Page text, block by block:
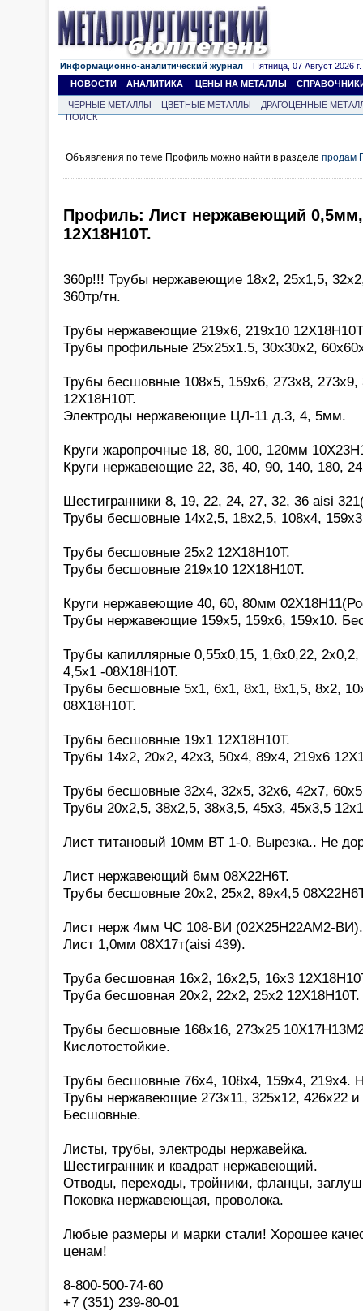
Информационно-аналитический журнал Пятница, 07 Август 2026 г.
НОВОСТИ
АНАЛИТИКА ЦЕНЫ НА МЕТАЛЛЫ
ЧЕРНЫЕ МЕТАЛЛЫ ЦВЕТНЫЕ МЕТАЛЛЫ
ДРАГОЦЕННЫЕ
ПОИСК
Объявления по теме Профиль можно найти в разделе продам
Профиль: Лист нержавеющий
12Х18Н10Т.
360р!!! Трубы нержавеющие 18х2, 25х1,5,
360тр/тн.
Трубы нержавеющие 219х6, 219х10
Трубы профильные 25х25х1.5, 30х30х2,
Трубы бесшовные 108х5, 159х6, 273х8, 273х9,
12Х18Н10Т.
Электроды нержавеющие ЦЛ-11 д.3, 4, 5мм.
Круги жаропрочные 18, 80, 100, 120мм
Круги нержавеющие 22, 36, 40, 90, 140, 180,
Шестигранники 8, 19, 22, 24, 27, 32, 36 aisi
Трубы бесшовные 14х2,5, 18х2,5, 108х4,
Трубы бесшовные 25х2 12Х18Н10Т.
Трубы бесшовные 219х10 12Х18Н10Т.
Круги нержавеющие 40, 60, 80мм
Трубы нержавеющие 159х5, 159х6, 159х10.
Трубы капиллярные 0,55х0,15, 1,6х0,22,
4,5х1 -08Х18Н10Т.
Трубы бесшовные 5х1, 6х1, 8х1, 8х1,5, 8х2,
08Х18Н10Т.
Трубы бесшовные 19х1 12Х18Н10Т.
Трубы 14х2, 20х2, 42х3, 50х4, 89х4, 219х6
Трубы бесшовные 32х4, 32х5, 32х6, 42х7,
Трубы 20х2,5, 38х2,5, 38х3,5, 45х3, 45х3,5
Лист титановый 10мм ВТ 1-0. Вырезка.. Не
Лист нержавеющий 6мм 08Х22Н6Т.
Трубы бесшовные 20х2, 25х2, 89х4,5
Лист нерж 4мм ЧС 108-ВИ (02Х25Н22АМ2-ВИ).
Лист 1,0мм 08Х17т(aisi 439).
Труба бесшовная 16х2, 16х2,5, 16х3
Труба бесшовная 20х2, 22х2, 25х2 12Х18Н10Т.
Трубы бесшовные 168х16, 273х25
Кислотостойкие.
Трубы бесшовные 76х4, 108х4, 159х4, 219х4.
Трубы нержавеющие 273х11, 325х12, 426х22 и
Бесшовные.
Листы, трубы, электроды нержавейка.
Шестигранник и квадрат нержавеющий.
Отводы, переходы, тройники, фланцы,
Поковка нержавеющая, проволока.
Любые размеры и марки стали! Хорошее
ценам!
8-800-500-74-60
+7 (351) 239-80-01